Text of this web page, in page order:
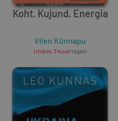
Koht. Kujund. Energia
Vilen Künnapu
Umbes 3 kuud tagasi